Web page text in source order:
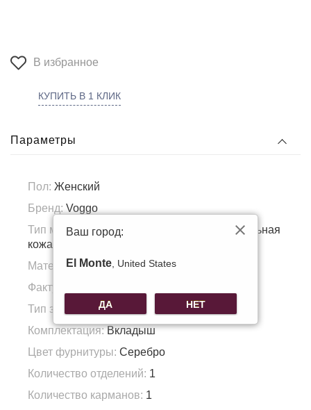
В избранное
КУПИТЬ В 1 КЛИК
Параметры
Пол: Женский
Бренд: Voggo
Тип материала:Натуральная кожа, Натуральная
кожа
Материал подкладка:Полиэстер
Фактура материала:
Тип застежки: Магнит
Комплектация:Вкладыш
Цвет фурнитуры: Серебро
Количество отделений: 1
Количество карманов: 1
Ваш город:
El Monte , United States
ДА НЕТ